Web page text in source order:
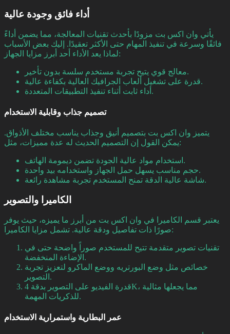
أداء فائق وجودة عالية
يأتي وان اكس بت مزودًا بأحدث تقنيات المعالجة، مما يضمن أداءً
فائقًا وسرعة في تنفيذ المهام حتى الأكثر تعقيدًا. إليك بعض الأسباب
لماذا يعد الأداء أحد أبرز مزايا الجهاز:
معالج قوي يتيح تجربة مستخدم سلسة بدون تأخير.
قدرة على تشغيل ألعاب الجرافيك العالية بكفاءة عالية.
أداء ثابت أثناء تنفيذ التطبيقات المتعددة.
تصميم جذاب وقابلية الاستخدام
يتميز وان اكس بت بتصميم أنيق وجذاب يناسب مختلف الأذواق.
يمكن القول إن التصميم الحديث له عدة مميزات، مثل:
استخدام مواد عالية الجودة تضمن ديمومة الهاتف.
حجم مناسب يسهل حمل الجهاز واستخدامه بيد واحدة.
شاشة عالية الدقة تمنح المستخدم تجربة مشاهدة رائعة.
الكاميرا والتصوير
يعتبر قسم الكاميرا في وان اكس بت من أبرز ما يميزه، حيث يوفر
صورًا ذات تفاصيل ودقة عالية. تشمل مزايا الكاميرا:
تقنيات تصوير متقدمة تتيح للمستخدم صوراً واضحة حتى في
الإضاءة المنخفضة.
خصائص مثل وضع البورتريه ووضع الماكرو لتعزيز تجربة
التصوير.
قدرة الفيديو على التصوير بدقة 4K، مما يجعلها مثالية
للذكريات المهمة.
عمر البطارية واستمرارية الاستخدام